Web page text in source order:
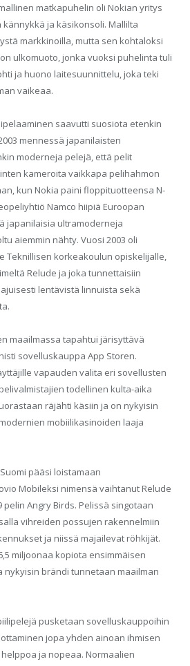
matkapuhelin oli Nokian yritys
ja käsikonsoli. Mallilta
markkinoilla, mutta sen kohtaloksi
ulkomuoto, jonka vuoksi puhelinta tuli
ja huono laitesuunnittelu, joka teki
vaikeaa.
saavutti suosiota etenkin
mennessä japanilaisten
moderneja pelejä, että pelit
kameroita vaikkapa pelihahmon
kun Nokia paini floppituotteensa N-
Namco hiipiä Euroopan
japanilaisia ultramoderneja
aiemmin nähty. Vuosi 2003 oli
Teknillisen korkeakoulun opiskelijalle,
Relude ja joka tunnettaisiin
lentävistä linnuista sekä
maailmassa tapahtui järisyttävä
sovelluskauppa App Storen.
vapauden valita eri sovellusten
todellinen kulta-aika
räjähti käsiin ja on nykyisin
mobiilikasinoiden laaja
pääsi loistamaan
Mobileksi nimensä vaihtanut Relude
Angry Birds. Pelissä singotaan
vihreiden possujen rakennelmiin
ja niissä majailevat röhkijät.
miljoonaa kopiota ensimmäisen
nykyisin brändi tunnetaan maailman
pusketaan sovelluskauppoihin
jopa yhden ainoan ihmisen
ja nopeaa. Normaalien